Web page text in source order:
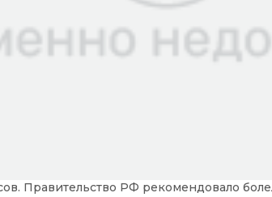
Правительство РФ рекомендовало